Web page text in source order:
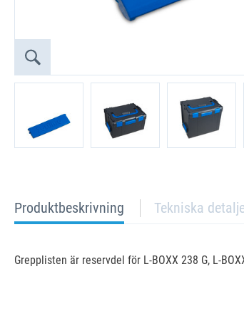
current
tab:
Produktbeskrivning Tekniska
Grepplisten är reservdel för L-BOXX 238 G, L-